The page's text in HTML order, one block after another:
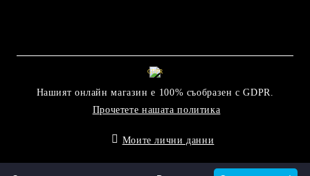
GDPR
Нашият онлайн магазин е 100% съобразен с GDPR.
Прочетете нашата политика
Моите лични данни